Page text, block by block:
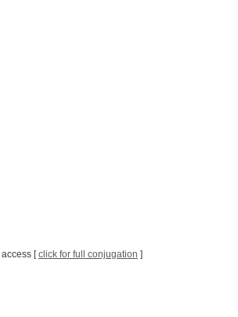
access [click for full conjugation ]